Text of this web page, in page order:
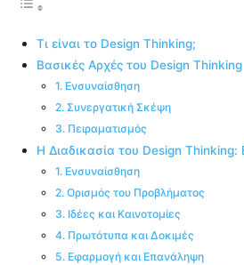
Τι είναι το Design Thinking;
Βασικές Αρχές του Design Thinking
1. Ενσυναίσθηση
2. Συνεργατική Σκέψη
3. Πειραματισμός
Η Διαδικασία του Design
1. Ενσυναίσθηση
2. Ορισμός του Προβλήματος
3. Ιδέες και Καινοτομίες
4. Πρωτότυπα και Δοκιμές
5. Εφαρμογή και Επανάληψη